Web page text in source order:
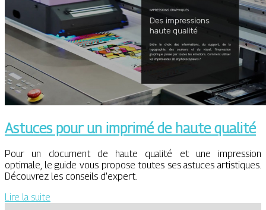
Astuces pour un imprimé de haute qualité
Pour un document de haute qualité et une impression
optimale, le guide vous propose toutes ses astuces artistiques.
Découvrez les conseils d’expert.
Lire la suite